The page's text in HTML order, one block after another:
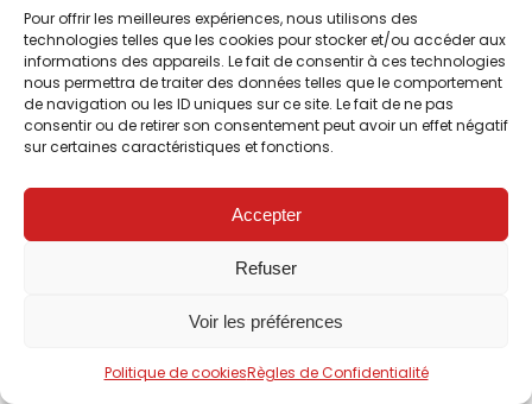
Pour offrir les meilleures expériences, nous utilisons des
technologies telles que les cookies pour stocker et/ou accéder aux
informations des appareils. Le fait de consentir à ces technologies
nous permettra de traiter des données telles que le comportement
de navigation ou les ID uniques sur ce site. Le fait de ne pas
consentir ou de retirer son consentement peut avoir un effet négatif
sur certaines caractéristiques et fonctions.
Accepter
Refuser
Voir les préférences
Politique de cookiesRègles de Confidentialité
obligé de la restituer. La reprise de
la marchandise n’est pas
considérée comme une
rétractation du contrat, à moins
que La SAS Cire & Jolie l’ait
expressément déclaré.
indication contraire figurant dans l’acceptation de la
contrat (à réception de l’avis d’acceptation de la
Les frais inhérents aux